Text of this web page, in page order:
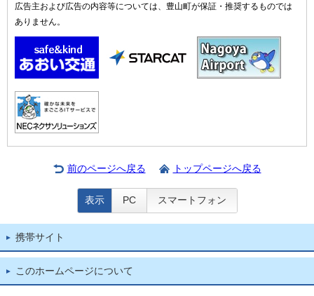
広告主および広告の内容等については、豊山町が保証・推奨するものでは
ありません。
前のページへ戻る トップページへ戻る
表示 PC スマートフォン
携帯サイト
このホームページについて